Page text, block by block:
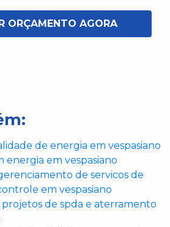
ORÇAMENTO AGORA
de energia em vespasiano
energia em vespasiano
de servicos de
em vespasiano
projetos de spda e aterramento